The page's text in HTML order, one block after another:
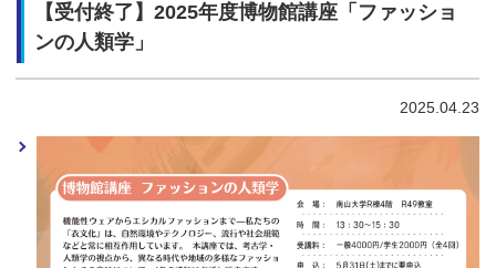
【受付終了】2025年度博物館講座「ファッショ
ンの人類学」
2025.04.23